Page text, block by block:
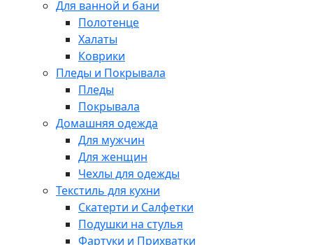
Для ванной и бани
Полотенце
Халаты
Коврики
Пледы и Покрывала
Пледы
Покрывала
Домашняя одежда
Для мужчин
Для женщин
Чехлы для одежды
Текстиль для кухни
Скатерти и Салфетки
Подушки на стулья
Фартуки и Прихватки